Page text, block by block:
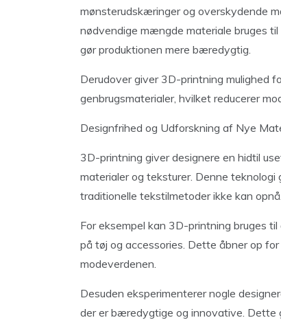
mønsterudskæringer og overskydende
nødvendige mængde materiale bruges
gør produktionen mere bæredygtig.
Derudover giver 3D-printning mulighed
genbrugsmaterialer, hvilket reducerer
Designfrihed og Udforskning af Nye
3D-printning giver designere en hidtil
materialer og teksturer. Denne
traditionelle tekstilmetoder ikke kan opnå.
For eksempel kan 3D-printning bruges
på tøj og accessories. Dette åbner op
modeverdenen.
Desuden eksperimenterer nogle
der er bæredygtige og innovative. Dette